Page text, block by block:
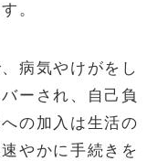
。
病気やけがをし
ーされ、自己負
の加入は生活の
やかに手続きを